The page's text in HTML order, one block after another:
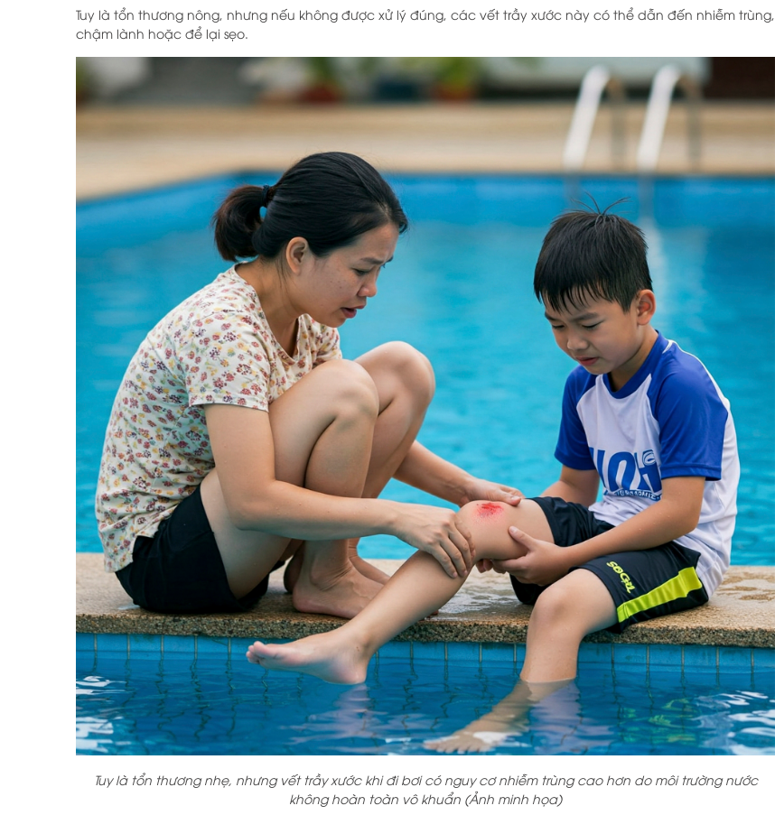
Tuy là tổn thương nông, nhưng nếu không được xử lý đúng, các vết trầy xước này có thể dẫn đến nhiễm trùng,
chậm lành hoặc để lại sẹo.
Tuy là tổn thương nhẹ, nhưng vết trầy xước khi đi bơi có nguy cơ nhiễm trùng cao hơn do môi trường nước
không hoàn toàn vô khuẩn (Ảnh minh họa)